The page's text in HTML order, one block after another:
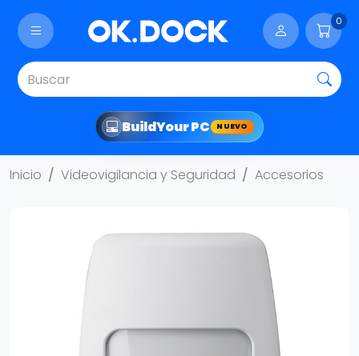
0
BuildYour PC NUEVO
Inicio Videovigilancia y Seguridad Accesorios